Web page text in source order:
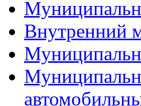
Внутренний